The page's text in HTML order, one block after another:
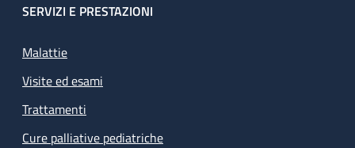
SERVIZI E PRESTAZIONI
Malattie
Visite ed esami
Trattamenti
Cure palliative pediatriche